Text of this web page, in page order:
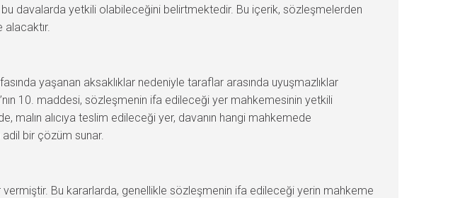
davalarda yetkili olabileceğini belirtmektedir. Bu içerik, sözleşmelerden
alacaktır.
yaşanan aksaklıklar nedeniyle taraflar arasında uyuşmazlıklar
10. maddesi, sözleşmenin ifa edileceği yer mahkemesinin yetkili
malın alıcıya teslim edileceği yer, davanın hangi mahkemede
bir çözüm sunar.
Bu kararlarda, genellikle sözleşmenin ifa edileceği yerin mahkeme